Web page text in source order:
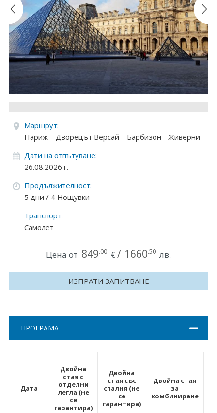
Круизи
Уикенд програми
ДЕСТИНАЦИИ
Чехия
Тунис
България
Китай
Румъния
Хърватия
Италия
Австрия
Турция
Унгария
Франция
Маршрут:
Париж – Дворецът Версай – Барбизон - Живерни
Дати на отпътуване:
26.08.2026 г.
Продължителност:
5 дни / 4 Нощувки
Транспорт:
Самолет
Цена от 849.00 €/ 1660.50 лв.
ИЗПРАТИ ЗАПИТВАНЕ
ПРОГРАМА
Дата
Двойна
стая с
отделни
легла (не
се
гарантира)
Двойна
стая със
спалня (не
се
гарантира)
Двойна стая
за
комбиниране